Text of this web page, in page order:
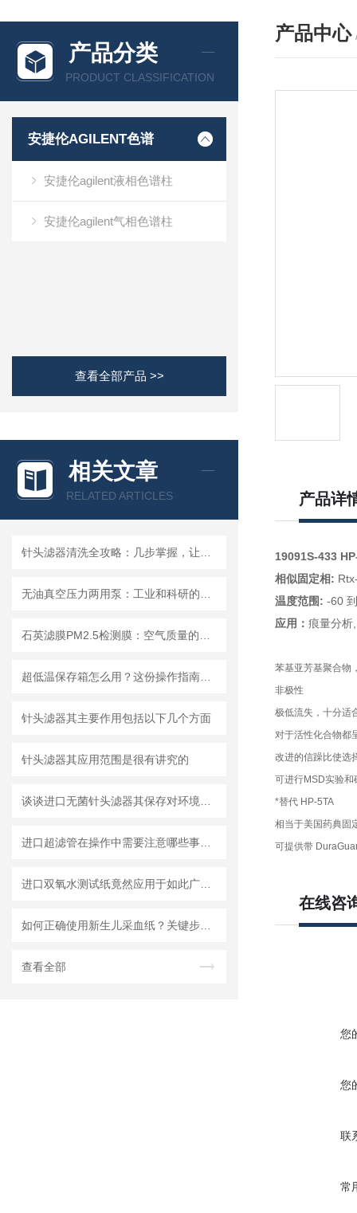
产品分类
PRODUCT CLASSIFICATION
安捷伦AGILENT色谱
安捷伦agilent液相色谱柱
安捷伦agilent气相色谱柱
查看全部产品 >>
相关文章
RELATED ARTICLES
针头滤器其主要作用包括以下几个方面
针头滤器其应用范围是很有讲究的
查看全部
产品中心
产品详
19091S-433
相似固定相:
温度范围: -60
应用 ： 痕量分析
苯基亚芳基聚合物
非极性
极低流失，十分适
对于活性化合物都
改进的信躁比使选
可进行MSD实验和
*替代 HP-5TA
相当于美国药典固
可提供带
在线咨
您
您
联
常